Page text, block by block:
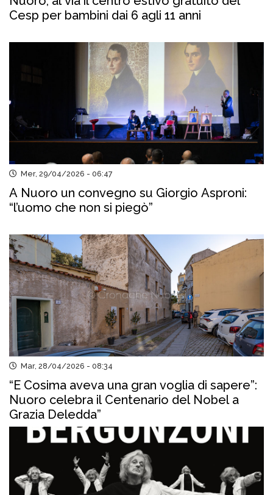
Cesp per bambini dai 6 agli 11 anni
Mer, 29/04/2026 - 06:47
A Nuoro un convegno su Giorgio Asproni:
“l’uomo che non si piegò”
Mar, 28/04/2026 - 08:34
“E Cosima aveva una gran voglia di sapere”:
Nuoro celebra il Centenario del Nobel a
Grazia Deledda”